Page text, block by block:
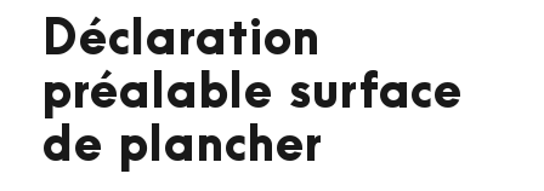
Déclaration
préalable surface
de plancher